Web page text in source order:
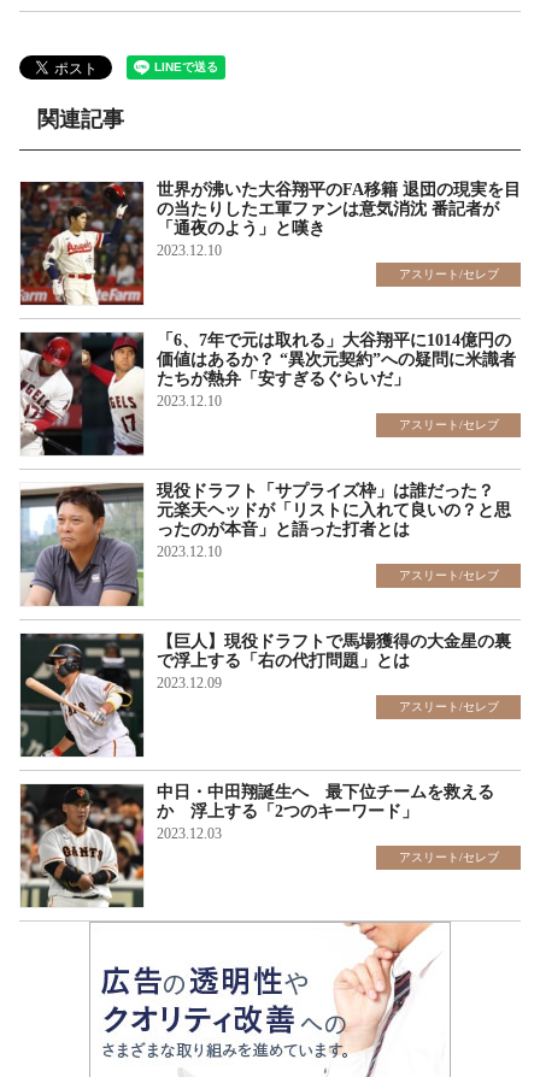
関連記事
世界が沸いた大谷翔平のFA移籍 退団の現実を目
の当たりしたエ軍ファンは意気消沈 番記者が
「通夜のよう」と嘆き
2023.12.10
アスリート/セレブ
「6、7年で元は取れる」大谷翔平に1014億円の
価値はあるか？ “異次元契約”への疑問に米識者
たちが熱弁「安すぎるぐらいだ」
2023.12.10
アスリート/セレブ
現役ドラフト「サプライズ枠」は誰だった？
元楽天ヘッドが「リストに入れて良いの？と思
ったのが本音」と語った打者とは
2023.12.10
アスリート/セレブ
【巨人】現役ドラフトで馬場獲得の大金星の裏
で浮上する「右の代打問題」とは
2023.12.09
アスリート/セレブ
中日・中田翔誕生へ 最下位チームを救える
か 浮上する「2つのキーワード」
2023.12.03
アスリート/セレブ